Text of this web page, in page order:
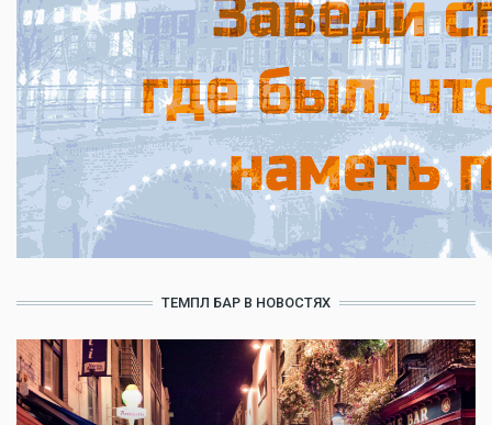
ТЕМПЛ БАР В НОВОСТЯХ